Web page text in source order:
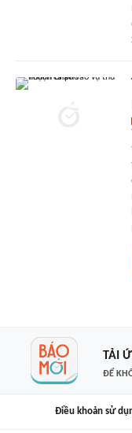
TẢI
ĐỂ
Điều khoản sử